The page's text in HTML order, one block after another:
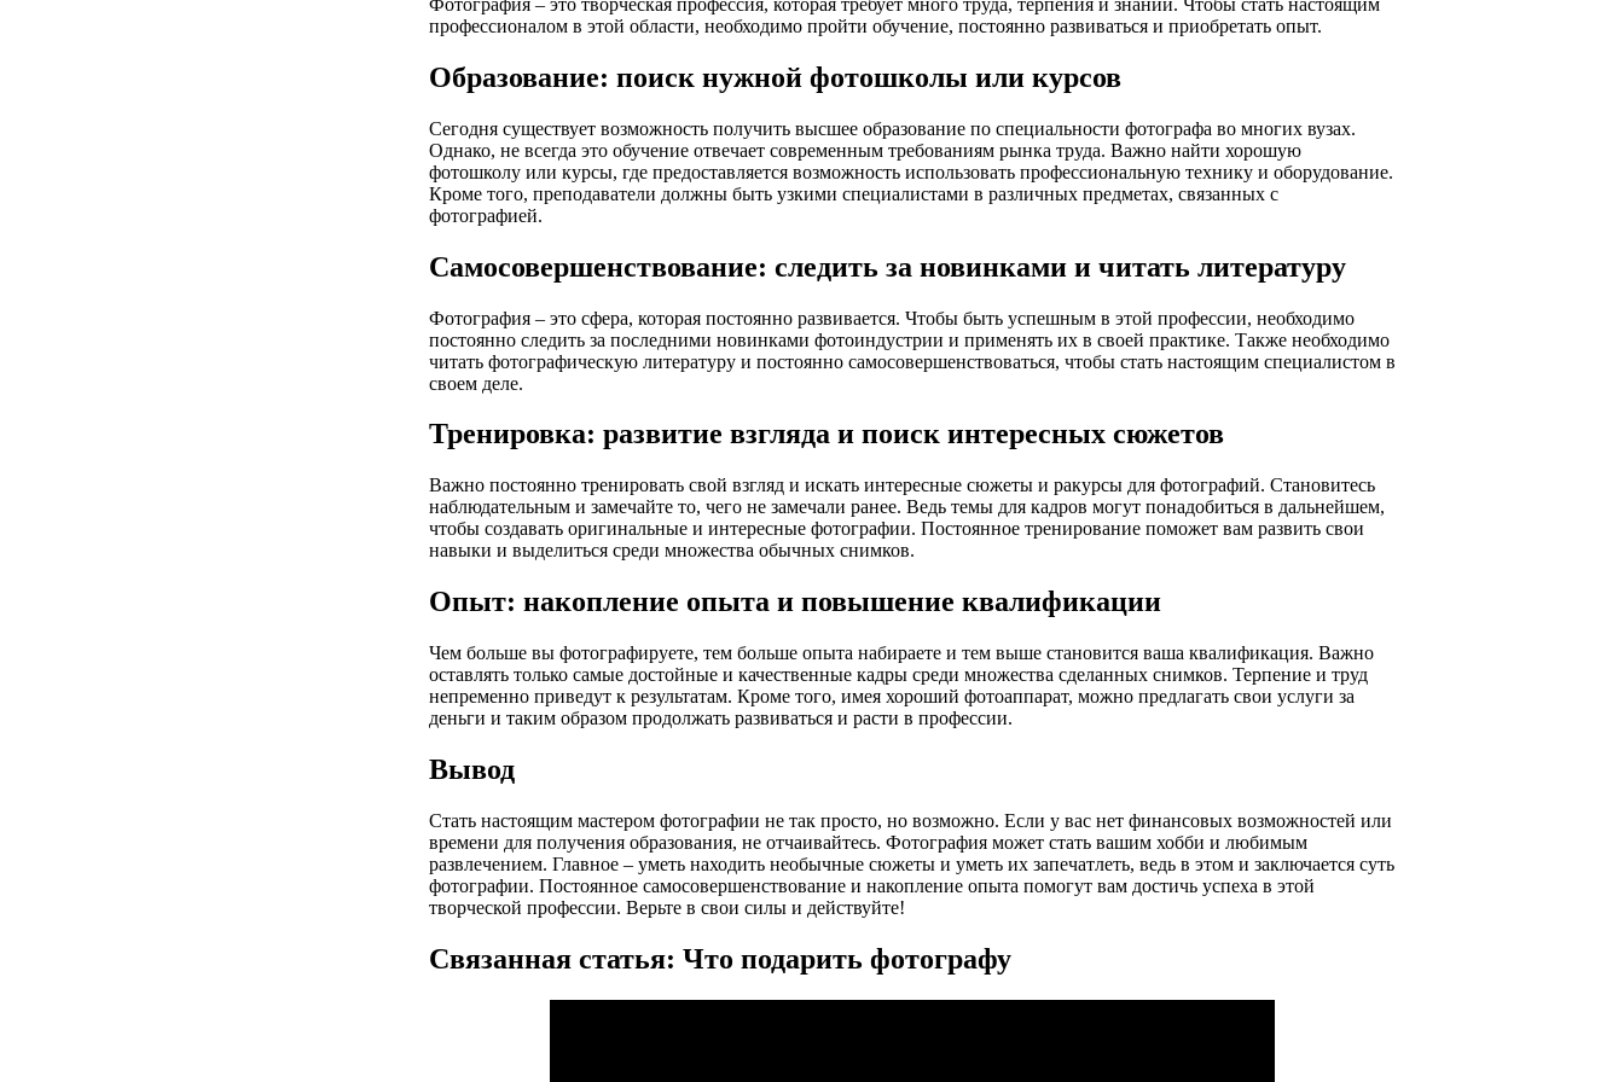
профессионалом в этой области, необходимо пройти обучение, постоянно развиваться и приобретать опыт.
Образование: поиск нужной фотошколы или курсов
Сегодня существует возможность получить высшее образование по специальности фотографа во многих вузах.
Однако, не всегда это обучение отвечает современным требованиям рынка труда. Важно найти хорошую
фотошколу или курсы, где предоставляется возможность использовать профессиональную технику и оборудование.
Кроме того, преподаватели должны быть узкими специалистами в различных предметах, связанных с
фотографией.
Самосовершенствование: следить за новинками и читать литературу
Фотография – это сфера, которая постоянно развивается. Чтобы быть успешным в этой профессии, необходимо
постоянно следить за последними новинками фотоиндустрии и применять их в своей практике. Также необходимо
читать фотографическую литературу и постоянно самосовершенствоваться, чтобы стать настоящим специалистом в
своем деле.
Тренировка: развитие взгляда и поиск интересных сюжетов
Важно постоянно тренировать свой взгляд и искать интересные сюжеты и ракурсы для фотографий. Становитесь
наблюдательным и замечайте то, чего не замечали ранее. Ведь темы для кадров могут понадобиться в дальнейшем,
чтобы создавать оригинальные и интересные фотографии. Постоянное тренирование поможет вам развить свои
навыки и выделиться среди множества обычных снимков.
Опыт: накопление опыта и повышение квалификации
Чем больше вы фотографируете, тем больше опыта набираете и тем выше становится ваша квалификация. Важно
оставлять только самые достойные и качественные кадры среди множества сделанных снимков. Терпение и труд
непременно приведут к результатам. Кроме того, имея хороший фотоаппарат, можно предлагать свои услуги за
деньги и таким образом продолжать развиваться и расти в профессии.
Вывод
Стать настоящим мастером фотографии не так просто, но возможно. Если у вас нет финансовых возможностей или
времени для получения образования, не отчаивайтесь. Фотография может стать вашим хобби и любимым
развлечением. Главное – уметь находить необычные сюжеты и уметь их запечатлеть, ведь в этом и заключается суть
фотографии. Постоянное самосовершенствование и накопление опыта помогут вам достичь успеха в этой
творческой профессии. Верьте в свои силы и действуйте!
Связанная статья: Что подарить фотографу